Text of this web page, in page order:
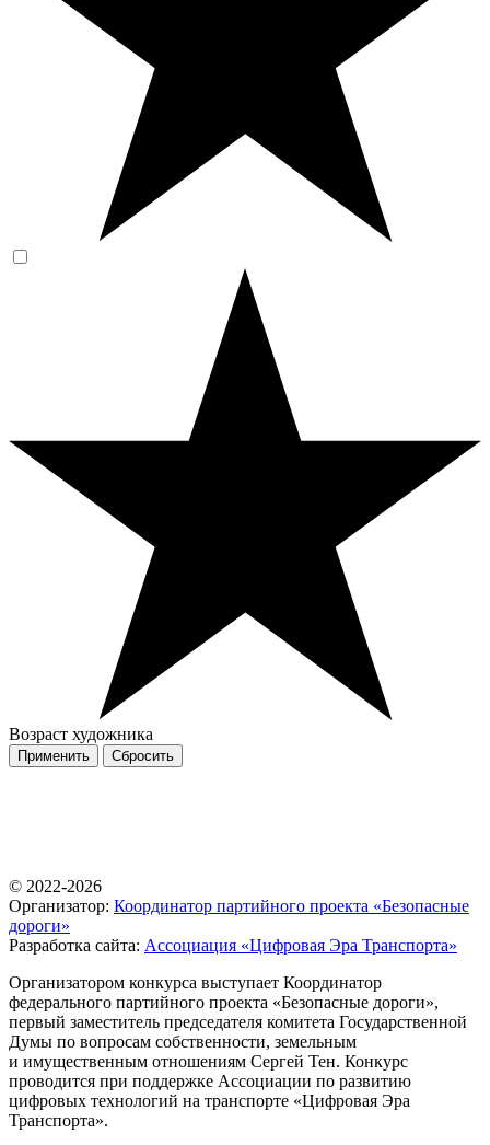
Возраст художника
Применить Сбросить
©️ 2022-2026
Организатор: Координатор партийного проекта «Безопасные
дороги»
Разработка сайта: Ассоциация «Цифровая Эра Транспорта»
Организатором конкурса выступает Координатор
федерального партийного проекта «Безопасные дороги»,
первый заместитель председателя комитета Государственной
Думы по вопросам собственности, земельным
и имущественным отношениям Сергей Тен. Конкурс
проводится при поддержке Ассоциации по развитию
цифровых технологий на транспорте «Цифровая Эра
Транспорта».